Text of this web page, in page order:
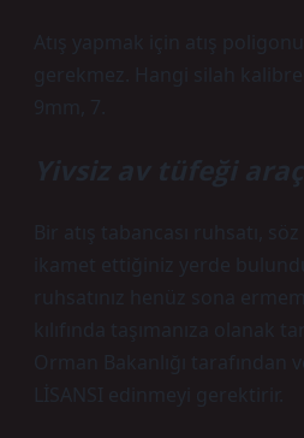
Atış yapmak için atış
gerekmez. Hangi silah
9mm, 7.
Yivsiz av tüfeği
Bir atış tabancası ruhsatı,
ikamet ettiğiniz yerde
ruhsatınız henüz sona
kılıfında taşımanıza olanak
Orman Bakanlığı tarafından
LİSANSI edinmeyi gerektirir.